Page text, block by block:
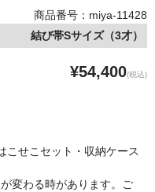
商品番号：miya-11428
結び帯Sサイズ（3才）
¥54,400(税込)
こせこセット・収納ケース
変わる時があります。ご